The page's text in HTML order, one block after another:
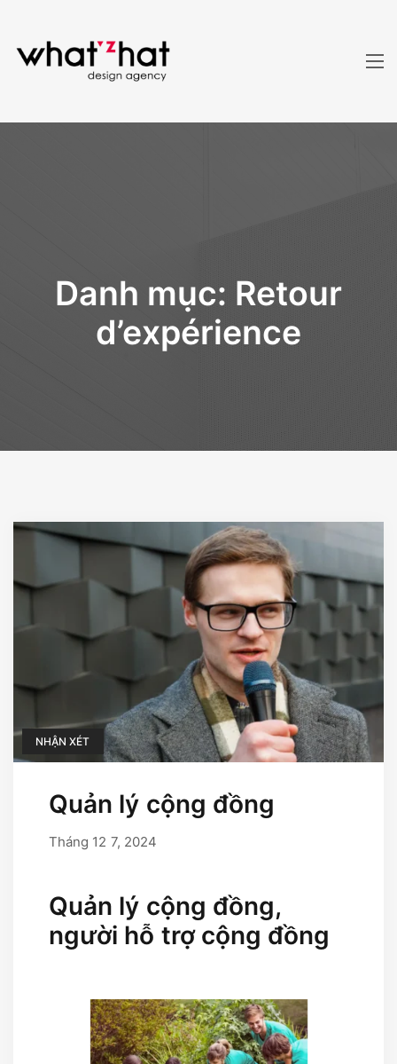
Danh mục: Retour
d’expérience
NHẬN XÉT
Quản lý cộng đồng
Tháng 12 7, 2024
Quản lý cộng đồng,
người hỗ trợ cộng đồng